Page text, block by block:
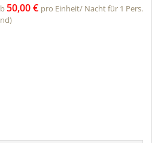
50,00 € pro Einheit/ Nacht für 1 Pers.